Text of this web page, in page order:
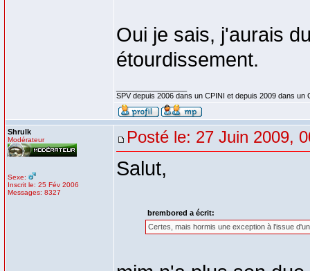
Oui je sais, j'aurais
étourdissement.
SPV depuis 2006 dans un CPINI et depuis 2009 dans un
Shrulk
Modérateur
Sexe:
Inscrit le: 25 Fév 2006
Messages: 8327
Posté le: 27 Juin 2009,
Salut,
brembored a écrit:
Certes, mais hormis une exception à l'issue